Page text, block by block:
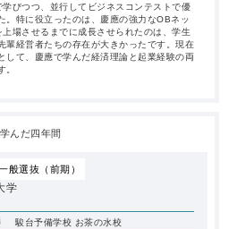
業しました。慶應の起業支援制度を最大限活
キュベーションオフィスを拠点に事業を展
学びつつ、並行してビジネスコンテストで優
。特に役立ったのは、慶應の強力なOBネッ
場させるまでに成長させられたのは、学生
経営者たちの存在が大きかったです。現在
んだ四年間
般選抜（前期）
学